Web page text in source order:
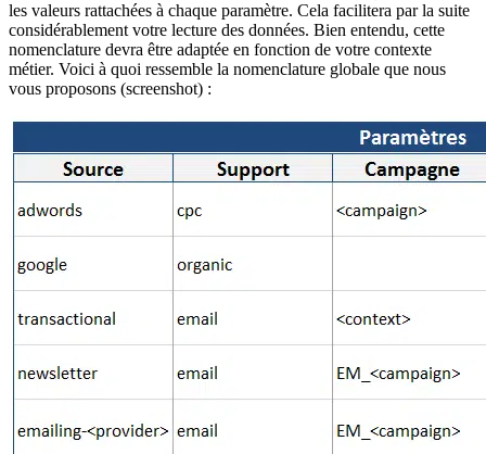
les valeurs rattachées à chaque paramètre. Cela facilitera par la suite
considérablement votre lecture des données. Bien entendu, cette
nomenclature devra être adaptée en fonction de votre contexte
métier. Voici à quoi ressemble la nomenclature globale que nous
vous proposons (screenshot) :